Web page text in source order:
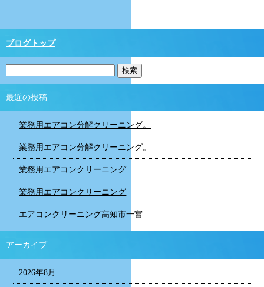
ブログトップ
最近の投稿
業務用エアコン分解クリーニング。
業務用エアコン分解クリーニング。
業務用エアコンクリーニング
業務用エアコンクリーニング
エアコンクリーニング高知市一宮
アーカイブ
2026年8月